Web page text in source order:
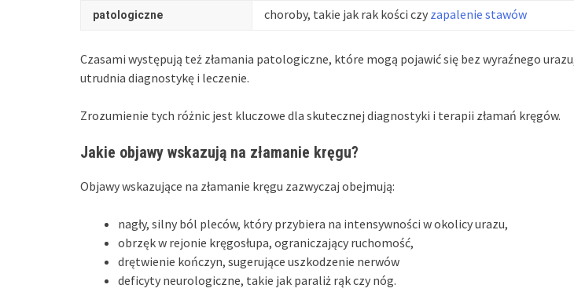
patologiczne choroby, takie jak rak kości czy zapalenie stawów
Czasami występują też złamania patologiczne, które mogą pojawić się bez wyraźnego
utrudnia diagnostykę i leczenie.
Zrozumienie tych różnic jest kluczowe dla skutecznej diagnostyki i terapii złamań kręgów.
Jakie objawy wskazują na złamanie kręgu?
Objawy wskazujące na złamanie kręgu zazwyczaj obejmują:
nagły, silny ból pleców, który przybiera na intensywności w okolicy urazu,
obrzęk w rejonie kręgosłupa, ograniczający ruchomość,
drętwienie kończyn, sugerujące uszkodzenie nerwów
deficyty neurologiczne, takie jak paraliż rąk czy nóg.